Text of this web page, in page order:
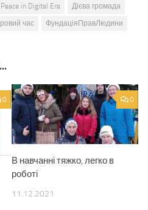
Peace in Digital Era
Дієва громада
час ФундаціяПравЛюдини
0 0
В навчанні тяжко, легко в
роботі
11.12.2021